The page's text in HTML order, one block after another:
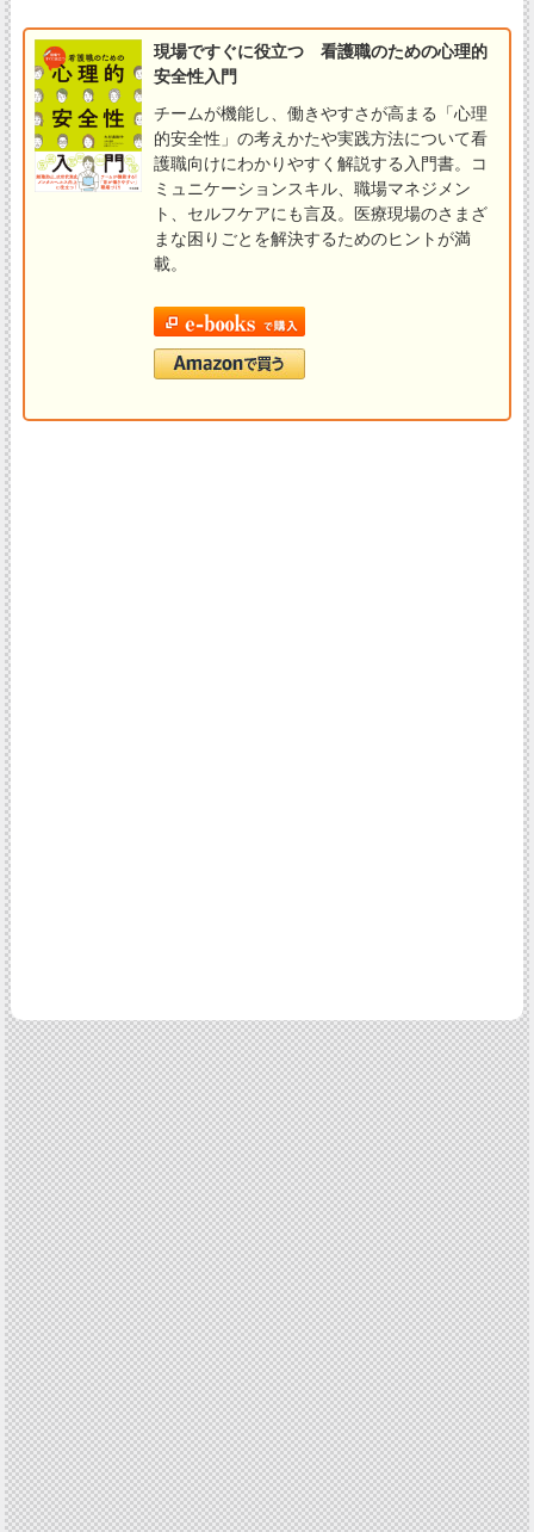
現場ですぐに役立つ 看護職のための心理的
安全性入門
チームが機能し、働きやすさが高まる「心理
的安全性」の考えかたや実践方法について看
護職向けにわかりやすく解説する入門書。コ
ミュニケーションスキル、職場マネジメン
ト、セルフケアにも言及。医療現場のさまざ
まな困りごとを解決するためのヒントが満
載。